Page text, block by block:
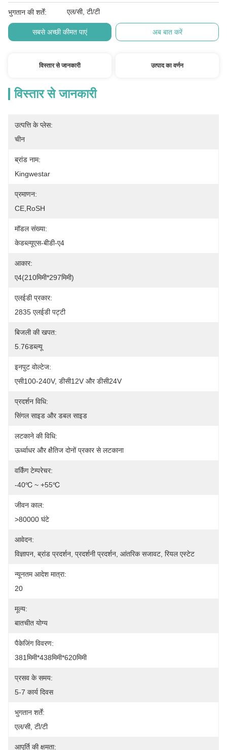
भुगतान की शर्तें: एल/सी, टी/टी
सबसे अच्छी कीमत पाएं अब बात करें
विस्तार से जानकारी उत्पाद का वर्णन
विस्तार से जानकारी
उत्पत्ति के प्लेस:
चीन
ब्रांड नाम:
Kingwestar
प्रमाणन:
CE,RoSH
मॉडल संख्या:
केडब्ल्यूएस-बीडी-ए4
आकार:
ए4(210मिमी*297मिमी)
एलईडी प्रकार:
2835 एलईडी पट्टी
बिजली की खपत:
5.76डब्ल्यू
इनपुट वोल्टेज:
एसी100-240V, डीसी12V और डीसी24V
प्रदर्शन विधि:
सिंगल साइड और डबल साइड
लटकाने की विधि:
ऊर्ध्वाधर और क्षैतिज दोनों प्रकार से लटकाना
वर्किंग टेम्परेचर:
-40℃ ~ +55℃
जीवन काल:
>80000 घंटे
आवेदन:
विज्ञापन, ब्रांड प्रदर्शन, प्रदर्शनी प्रदर्शन, आंतरिक सजावट, रियल एस्टेट
न्यूनतम आदेश मात्रा:
20
मूल्य:
बातचीत योग्य
पैकेजिंग विवरण:
381मिमी*438मिमी*620मिमी
प्रसव के समय:
5-7 कार्य दिवस
भुगतान शर्तें:
एल/सी, टी/टी
आपूर्ति की क्षमता: